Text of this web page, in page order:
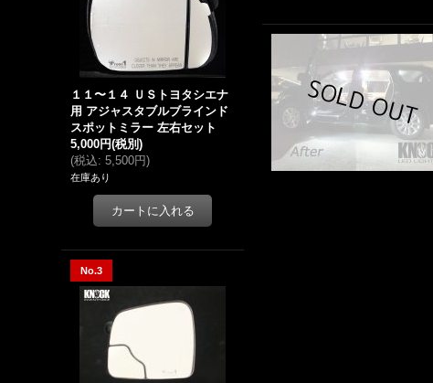
１１〜１４ ＵＳトヨタシエナ
用 アジャスタブルブラインド
スポットミラー 左右セット
5,000円(税別)
(税込: 5,500円)
在庫あり
No.3